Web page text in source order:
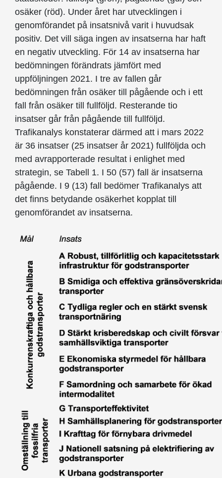
osäker (röd). Under året har utvecklingen i
genomförandet på insatsnivå varit i huvudsak
positiv. Det vill säga ingen av insatserna har haft
en negativ utveckling. För 14 av insatserna har
bedömningen förändrats jämfört med
uppföljningen 2021. I tre av fallen går
bedömningen från osäker till pågående och i ett
fall från osäker till fullföljd. Resterande tio
insatser går från pågående till fullföljd.
Trafikanalys konstaterar därmed att i mars 2022
är 36 insatser (25 insatser år 2021) fullföljda och
med avrappor­terade resultat i enlighet med
strategin, se Tabell 1. I 50 (57) fall är insatserna
pågående. I 9 (13) fall bedömer Trafikanalys att
det finns betydande osäkerhet kopplat till
genomförandet av insatserna.